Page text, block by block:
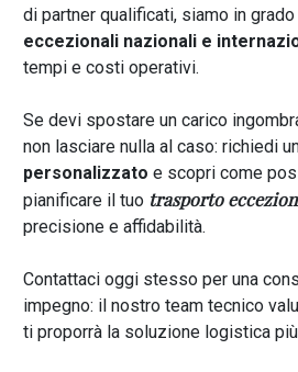
di partner qualificati, siamo in
eccezionali nazionali e
tempi e costi operativi.
Se devi spostare un carico
non lasciare nulla al caso: richiedi
personalizzato e scopri come
pianificare il tuo trasporto
precisione e affidabilità.
Contattaci oggi stesso per una
impegno: il nostro team tecnico
ti proporrà la soluzione logistica